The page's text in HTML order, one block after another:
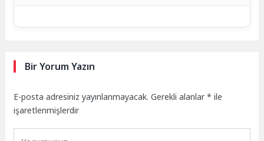
Bir Yorum Yazın
E-posta adresiniz yayınlanmayacak. Gerekli alanlar* ile
işaretlenmişlerdir